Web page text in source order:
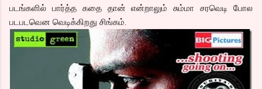
படங்களில் பார்த்த கதை தான் என்றாலும் சும்மா சரவெடி போல
படபடவென வெடிக்கிறது சிங்கம்.